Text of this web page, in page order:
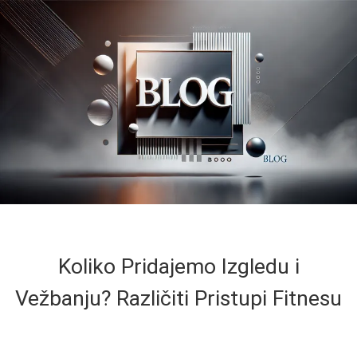
Koliko Pridajemo Izgledu i
Vežbanju? Različiti Pristupi Fitnesu